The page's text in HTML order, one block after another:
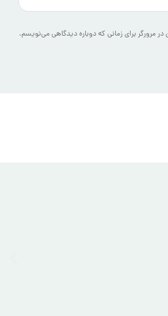
مرورگر برای زمانی که دوباره دیدگاهی می‌نویسم.